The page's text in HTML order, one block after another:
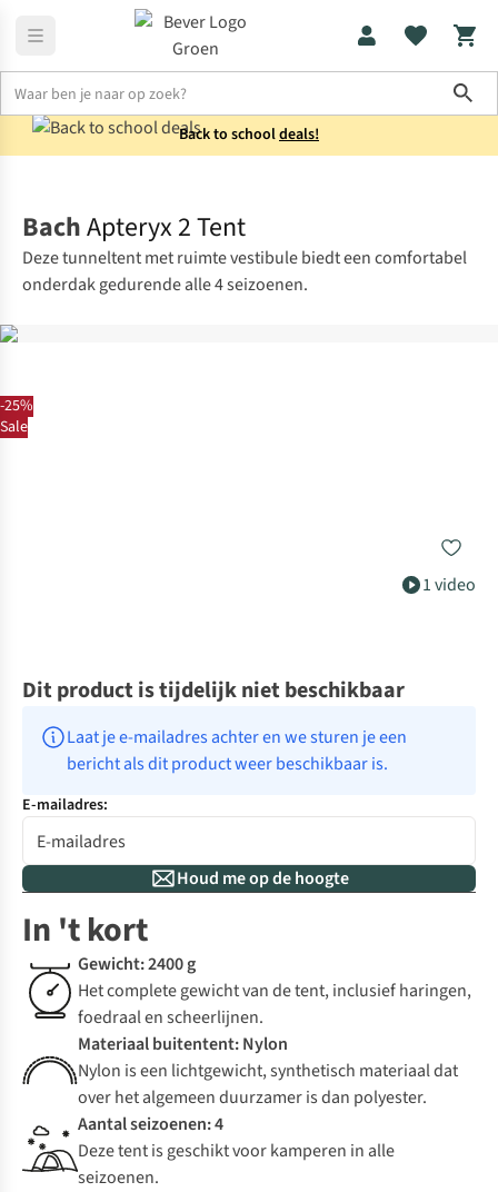
Back to schooldeals!
-25%
Sale
1 video
BachApteryx 2 Tent
Deze tunneltent met ruimte vestibule biedt een comfortabel
onderdak gedurende alle 4 seizoenen.
Dit product is tijdelijk niet beschikbaar
Laat je e-mailadres achter en we sturen je een
bericht als dit product weer beschikbaar is.
E-mailadres:
Houd me op de hoogte
In 't kort
Gewicht: 2400 g
Het complete gewicht van de tent, inclusief haringen,
foedraal en scheerlijnen.
Materiaal buitentent: Nylon
Nylon is een lichtgewicht, synthetisch materiaal dat
over het algemeen duurzamer is dan polyester.
Aantal seizoenen: 4
Deze tent is geschikt voor kamperen in alle
seizoenen.